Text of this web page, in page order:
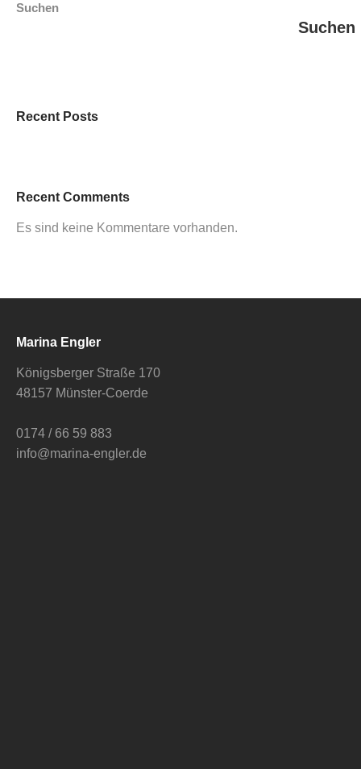
Suchen
Suchen
Recent Posts
Recent Comments
Es sind keine Kommentare vorhanden.
Marina Engler
Königsberger Straße 170
48157 Münster-Coerde
0174 / 66 59 883
info@marina-engler.de